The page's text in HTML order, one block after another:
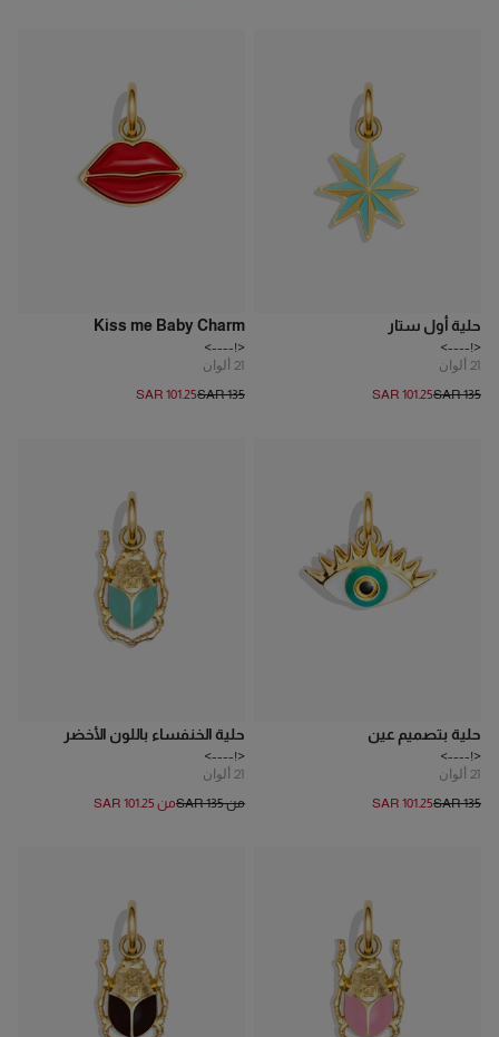
حلية أول ستار
<!---->
21 ألوان
SAR 135
SAR 101.25
Kiss me Baby Charm
<!---->
21 ألوان
SAR 135
SAR 101.25
حلية بتصميم عين
<!---->
21 ألوان
SAR 135
SAR 101.25
حلية الخنفساء باللون الأخضر
<!---->
21 ألوان
من SAR 135
من SAR 101.25